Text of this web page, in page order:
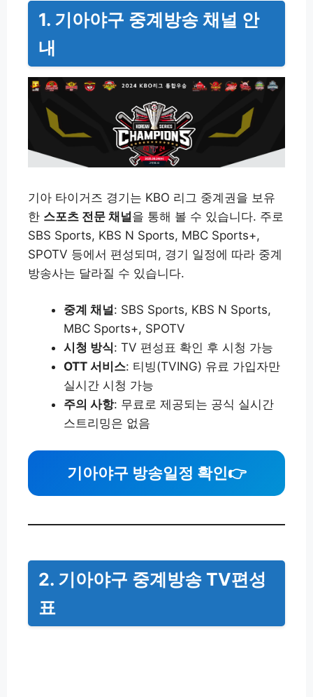
1. 기아야구 중계방송 채널 안
내
기아 타이거즈 경기는 KBO 리그 중계권을 보유
한 스포츠 전문 채널을 통해 볼 수 있습니다. 주로
SBS Sports, KBS N Sports, MBC Sports+,
SPOTV 등에서 편성되며, 경기 일정에 따라 중계
방송사는 달라질 수 있습니다.
중계 채널: SBS Sports, KBS N Sports,
MBC Sports+, SPOTV
시청 방식: TV 편성표 확인 후 시청 가능
OTT 서비스: 티빙(TVING) 유료 가입자만
실시간 시청 가능
주의 사항: 무료로 제공되는 공식 실시간
스트리밍은 없음
기아야구 방송일정 확인👉
2. 기아야구 중계방송 TV편성
표